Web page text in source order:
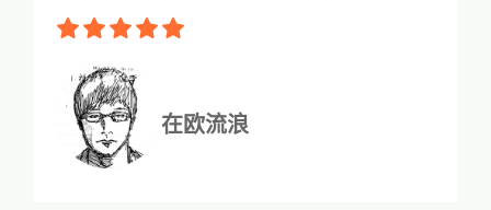
在欧流浪